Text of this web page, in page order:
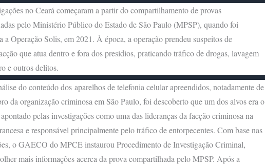
no Ceará começaram a partir do compartilhamento de provas
pelo Ministério Público do Estado de São Paulo (MPSP), quando foi
a Operação Solis, em 2021. À época, a operação prendeu suspeitos de
que atua dentro e fora dos presídios, praticando tráfico de drogas, lavagem
e outros delitos.
do conteúdo dos aparelhos de telefonia celular apreendidos, notadamente de
da organização criminosa em São Paulo, foi descoberto que um dos alvos era o
pelas investigações como uma das lideranças da facção criminosa na
e responsável principalmente pelo tráfico de entorpecentes. Com base nas
o GAECO do MPCE instaurou Procedimento de Investigação Criminal,
mais informações acerca da prova compartilhada pelo MPSP. Após a